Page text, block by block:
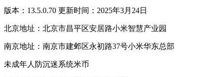
版本：13.5.0.70 更新时间：2025年3月24日
北京地址：北京市昌平区安居路小米智慧产业园
南京地址：南京市建邺区永初路37号小米华东总部
未成年人防沉迷系统米币